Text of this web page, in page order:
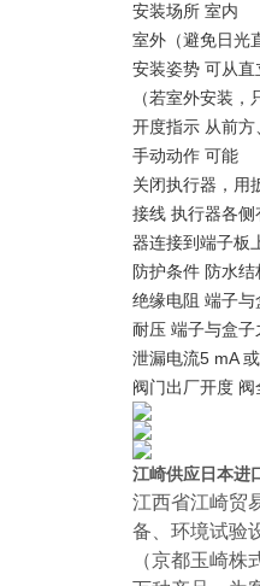
安装场所 室内
室外（避免日光
安装姿势 可从直
（若室外安装，
开度指示 从前方
手动动作 可能
关闭执行器，用
接线 执行器各
器连接到端子板
防护条件 防水结
绝缘电阻 端子
耐压 端子与盒
泄漏电流5 mA
阀门出厂开度 阀
江崎供应日本进
江西省江崎贸
备、环境试验
（京都玉崎